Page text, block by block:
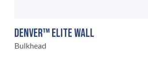
DENVER™ ELITE WALL
Bulkhead